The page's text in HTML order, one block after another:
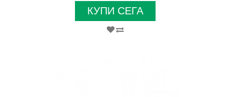
КУПИ СЕГА